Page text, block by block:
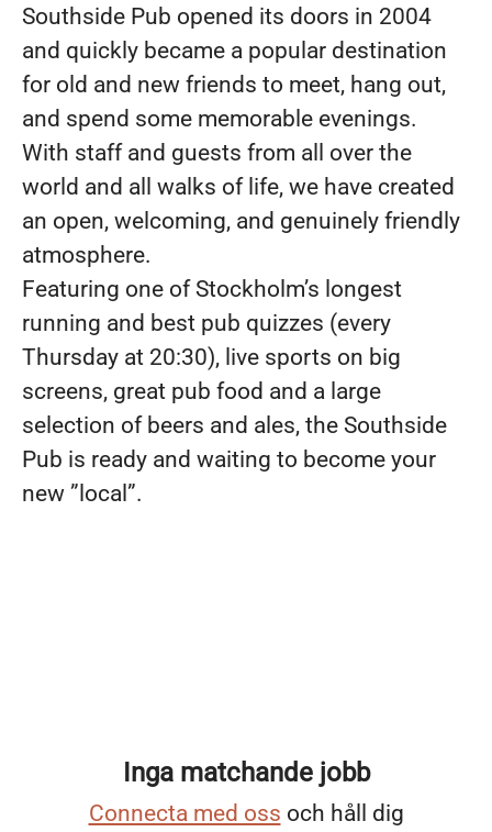
Southside Pub opened its doors in 2004
and quickly became a popular destination
for old and new friends to meet, hang out,
and spend some memorable evenings.
With staff and guests from all over the
world and all walks of life, we have created
an open, welcoming, and genuinely friendly
atmosphere.
Featuring one of Stockholm’s longest
running and best pub quizzes (every
Thursday at 20:30), live sports on big
screens, great pub food and a large
selection of beers and ales, the Southside
Pub is ready and waiting to become your
new ”local”.
Inga matchande jobb
Connecta med oss och håll dig